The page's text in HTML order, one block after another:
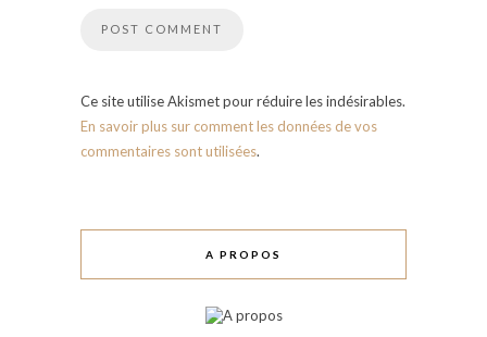
Ce site utilise Akismet pour réduire les indésirables.
En savoir plus sur comment les données de vos
commentaires sont utilisées.
A PROPOS